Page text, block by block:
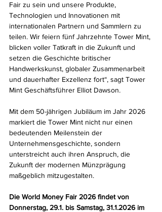
Fair zu sein und unsere Produkte,
Technologien und Innovationen mit
internationalen Partnern und Sammlern zu
teilen. Wir feiern fünf Jahrzehnte Tower Mint,
blicken voller Tatkraft in die Zukunft und
setzen die Geschichte britischer
Handwerkskunst, globaler Zusammenarbeit
und dauerhafter Exzellenz fort“, sagt Tower
Mint Geschäftsführer Elliot Dawson.
Mit dem 50-jährigen Jubiläum im Jahr 2026
markiert die Tower Mint nicht nur einen
bedeutenden Meilenstein der
Unternehmensgeschichte, sondern
unterstreicht auch ihren Anspruch, die
Zukunft der modernen Münzprägung
maßgeblich mitzugestalten.
Die World Money Fair 2026 findet von
Donnerstag, 29.1. bis Samstag, 31.1.2026 im